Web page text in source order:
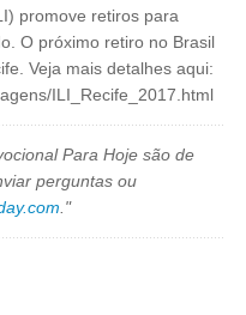
promove retiros para
O próximo retiro no Brasil
Veja mais detalhes aqui:
ILI_Recife_2017.html
Para Hoje são de
perguntas ou
."